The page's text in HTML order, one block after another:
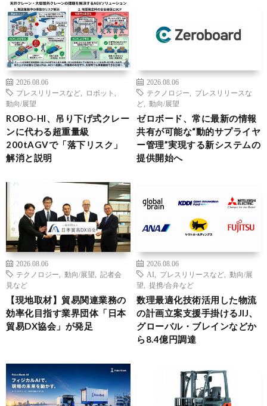
2026.08.06
プレスリリースなど
ロボット
動向/展望
ROBO-HI、吊り下げ式クレー
ンに代わる超重量級
200tAGVで「落下リスク」
解消と説明
2026.08.06
テクノロジー
プレスリリースな
ど
動向/展望
ゼロボード、常に最新の情報
共有が可能な“動的サプライヤ
ー管理”実現する新システムの
提供開始へ
2026.08.06
テクノロジー
動向/展望
記者会
見など
【現地取材】貿易関連業務の
効率化目指す業界団体「日本
貿易DX協会」が発足
2026.08.06
AI
プレスリリースなど
動向/展
望
提携/合弁など
数理最適化技術活用した物流
の計画立案支援手掛けるJIJ、
グローバル・ブレインなどか
ら8.4億円調達